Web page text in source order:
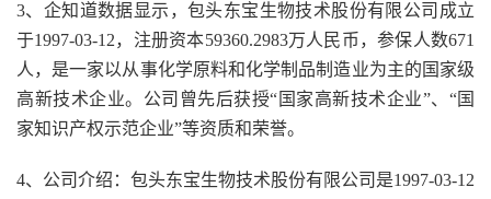
3、企知道数据显示，包头东宝生物技术股份有限公司成立
于1997-03-12，注册资本59360.2983万人民币，参保人数671
人，是一家以从事化学原料和化学制品制造业为主的国家级
高新技术企业。公司曾先后获授“国家高新技术企业”、“国
家知识产权示范企业”等资质和荣誉。
4、公司介绍：包头东宝生物技术股份有限公司是1997-03-12